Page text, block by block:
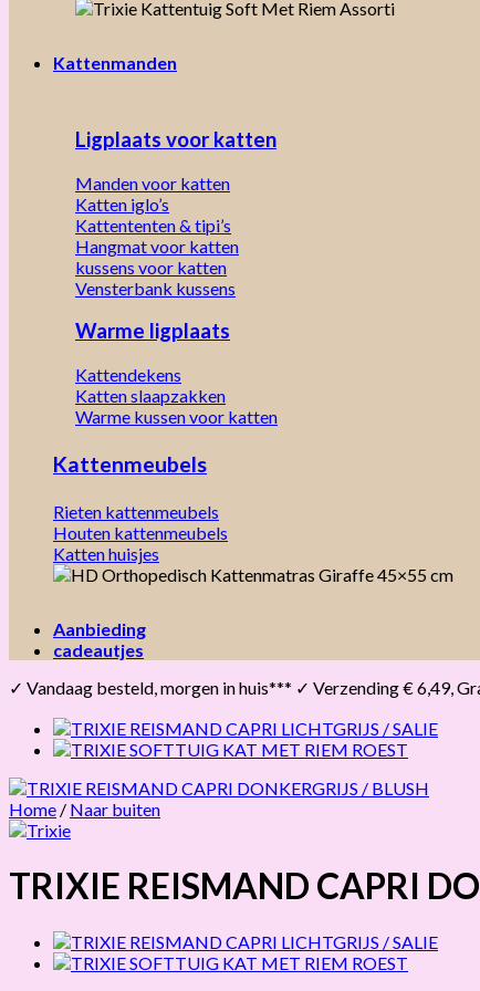
Kattenmanden
Ligplaats voor katten
Manden voor katten
Katten iglo’s
Kattententen & tipi’s
Hangmat voor katten
kussens voor katten
Vensterbank kussens
Warme ligplaats
Kattendekens
Katten slaapzakken
Warme kussen voor katten
Kattenmeubels
Rieten kattenmeubels
Houten kattenmeubels
Katten huisjes
Aanbieding
cadeautjes
✓ Vandaag besteld, morgen in huis*** ✓ Verzending € 6,49,
Home / Naar buiten
TRIXIE REISMAND CAPRI